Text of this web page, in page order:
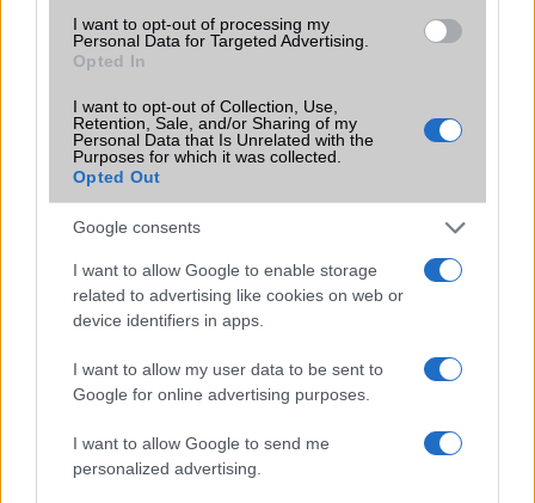
I want to opt-out of processing my
Personal Data for Targeted Advertising.
Opted In
I want to opt-out of Collection, Use,
Retention, Sale, and/or Sharing of my
Personal Data that Is Unrelated with the
Purposes for which it was collected.
Opted Out
Google consents
I want to allow Google to enable storage
related to advertising like cookies on web or
device identifiers in apps.
I want to allow my user data to be sent to
Google for online advertising purposes.
I want to allow Google to send me
personalized advertising.
SIM típus miniSIM
SIM-ek száma
Flight mode Nincs
Terület Magyar
Funkciók Van 1 és 2 SIM-es változata is!
Védelem Nincs
Limited Edition
SAR
1,46
N/A = Nincs adat. Legutóbbi frissítés: 2026-07-13 19:00:00